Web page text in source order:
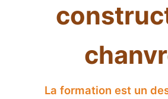
La formation est un